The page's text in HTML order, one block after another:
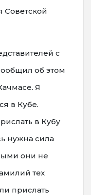
Советской
с
об этом
Я
в Кубе.
в Кубу
нужна сила
они не
тех
прислать